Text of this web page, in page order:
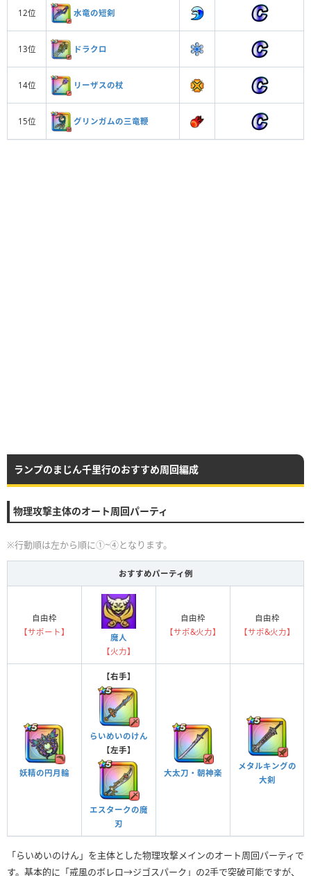
12位 水竜の短剣
13位 ドラクロ
14位 リーザスの杖
15位 グリンガムの三竜鞭
ランプのまじん千里行のおすすめ周回編成
物理攻撃主体のオート周回パーティ
※行動順は左から順に①~④となります。
おすすめパーティ例
自由枠
【サポート】
魔人
【火力】
自由枠
【サポ&火力】
自由枠
【サポ&火力】
妖精の円月輪
【右手】
らいめいのけん
【左手】
エスタークの魔
刃
大太刀・朝神楽
メタルキングの
大剣
「らいめいのけん」を主体とした物理攻撃メインのオート周回パーティで
す。基本的に「戒風のボレロ→ジゴスパーク」の2手で突破可能ですが、